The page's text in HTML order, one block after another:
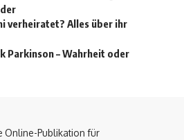
verheiratet? Alles über ihr
Parkinson – Wahrheit oder
Online-Publikation für